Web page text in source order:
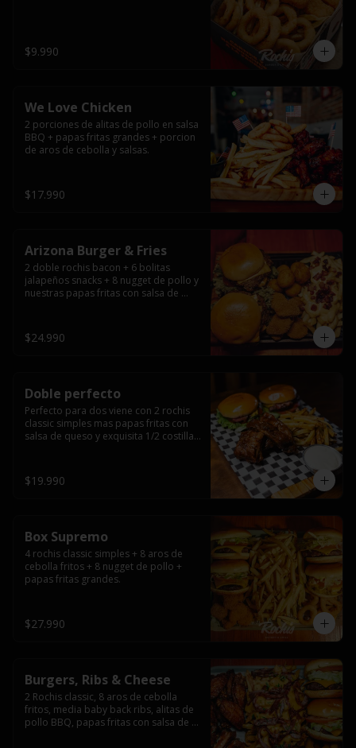
$9.990
We Love Chicken
2 porciones de alitas de pollo en salsa
BBQ + papas fritas grandes + porcion
de aros de cebolla y salsas.
$17.990
Arizona Burger & Fries
2 doble rochis bacon + 6 bolitas
jalapeños snacks + 8 nugget de pollo y
nuestras papas fritas con salsa de
$24.990
Doble perfecto
Perfecto para dos viene con 2 rochis
classic simples mas papas fritas con
salsa de queso y exquisita 1/2 costilla
$19.990
Box Supremo
4 rochis classic simples + 8 aros de
cebolla fritos + 8 nugget de pollo +
papas fritas grandes.
$27.990
Burgers, Ribs & Cheese
2 Rochis classic, 8 aros de cebolla
fritos, media baby back ribs, alitas de
pollo BBQ, papas fritas con salsa de